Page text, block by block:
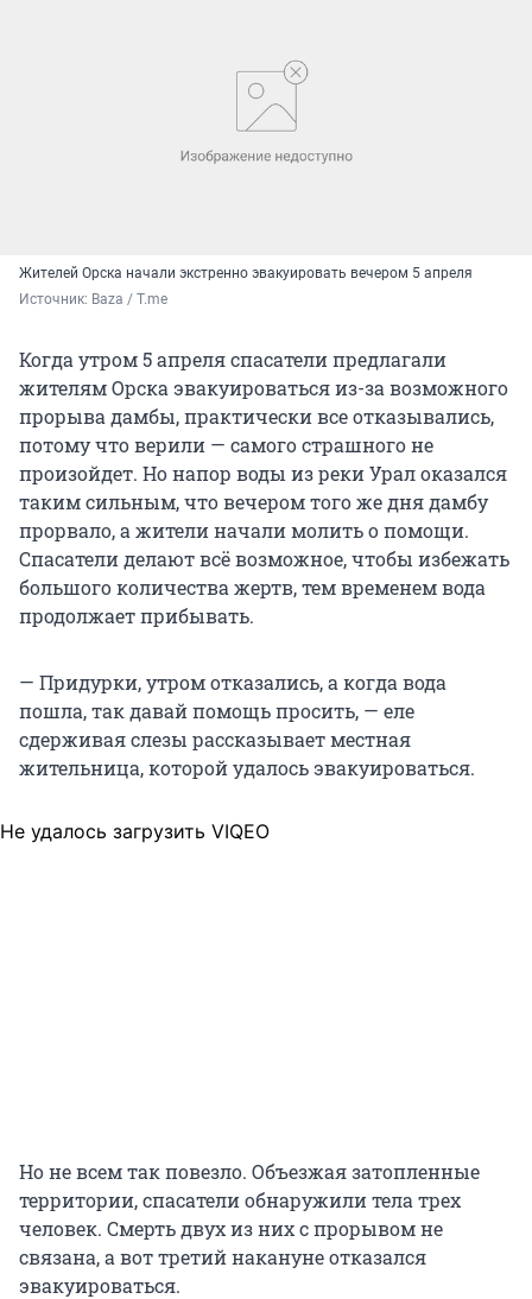
Жителей Орска начали экстренно эвакуировать вечером 5 апреля
Источник: Baza / T.me
Когда утром 5 апреля спасатели предлагали
жителям Орска эвакуироваться из-за возможного
прорыва дамбы, практически все отказывались,
потому что верили — самого страшного не
произойдет. Но напор воды из реки Урал оказался
таким сильным, что вечером того же дня дамбу
прорвало, а жители начали молить о помощи.
Спасатели делают всё возможное, чтобы избежать
большого количества жертв, тем временем вода
продолжает прибывать.
— Придурки, утром отказались, а когда вода
пошла, так давай помощь просить, — еле
сдерживая слезы рассказывает местная
жительница, которой удалось эвакуироваться.
Не удалось загрузить VIQEO
Но не всем так повезло. Объезжая затопленные
территории, спасатели обнаружили тела трех
человек. Смерть двух из них с прорывом не
связана, а вот третий накануне отказался
эвакуироваться.